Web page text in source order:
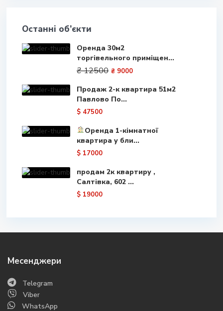
Останні об’єкти
Оренда 30м2
торгівельного приміщен...
₴ 12500 ₴ 9000
Продаж 2-к квартира 51м2
Павлово По...
$ 47500
Оренда 1-кімнатної
квартира у бли...
$ 17000
продам 2к квартиру ,
Салтівка, 602 ...
$ 19000
Месенджери
Telegram
Viber
WhatsApp